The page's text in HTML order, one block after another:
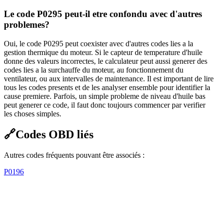
Le code P0295 peut-il etre confondu avec d'autres
problemes?
Oui, le code P0295 peut coexister avec d'autres codes lies a la
gestion thermique du moteur. Si le capteur de temperature d'huile
donne des valeurs incorrectes, le calculateur peut aussi generer des
codes lies a la surchauffe du moteur, au fonctionnement du
ventilateur, ou aux intervalles de maintenance. Il est important de lire
tous les codes presents et de les analyser ensemble pour identifier la
cause premiere. Parfois, un simple probleme de niveau d'huile bas
peut generer ce code, il faut donc toujours commencer par verifier
les choses simples.
🔗Codes OBD liés
Autres codes fréquents pouvant être associés :
P0196